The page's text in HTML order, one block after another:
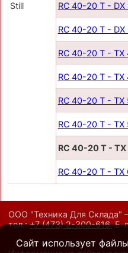
Still RC 40-20 T - DX
RC 40-20 T - DX
RC 40-20 T - TX
RC 40-20 T - TX
RC 40-20 T - TX
RC 40-20 T - TX
RC 40-20 T -
RC 40-20 T - TX
ООО "Техника Для Склада"
тел.:+7 (473) 2-300-616,E-
Сайт использует